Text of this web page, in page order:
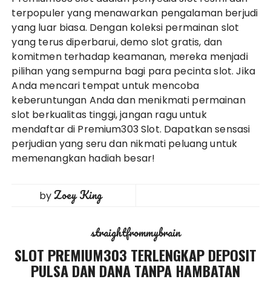
terpopuler yang menawarkan pengalaman berjudi
yang luar biasa. Dengan koleksi permainan slot
yang terus diperbarui, demo slot gratis, dan
komitmen terhadap keamanan, mereka menjadi
pilihan yang sempurna bagi para pecinta slot. Jika
Anda mencari tempat untuk mencoba
keberuntungan Anda dan menikmati permainan
slot berkualitas tinggi, jangan ragu untuk
mendaftar di Premium303 Slot. Dapatkan sensasi
perjudian yang seru dan nikmati peluang untuk
memenangkan hadiah besar!
byZoey King
straightfrommybrain
SLOT PREMIUM303 TERLENGKAP DEPOSIT
PULSA DAN DANA TANPA HAMBATAN